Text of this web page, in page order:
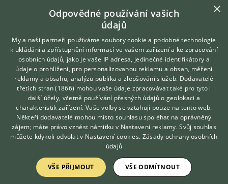
PRODÁM
Alexandr malý lutino - 2 ks kroužek 26
Hledáte zvířecího kamaráda?
Zdarma vám poradí
VETERINÁŘ ONLINE
KONZULTOVAT S
VETERINÁŘEM
×
Odpovědné používání vašich
údajů
My a naši partneři používáme soubory cookie a podobné technologie
k ukládání a zpřístupnění informací ve vašem zařízení a ke zpracování
osobních údajů, jako je vaše IP adresa, jedinečné identifikátory a
údaje o prohlížení, pro personalizovanou reklamu a obsah, měření
reklamy a obsahu, analýzu publika a zlepšování služeb. Dodavatelé
třetích stran (1866) mohou vaše údaje zpracovávat také pro tyto i
další účely, včetně používání přesných údajů o geolokaci a
charakteristik zařízení. Vaše volby se vztahují pouze na tento web.
Někteří dodavatelé mohou místo souhlasu spoléhat na oprávněný
zájem; máte právo vznést námitku v Nastavení reklamy. Svůj souhlas
můžete kdykoli odvolat v Nastavení cookies. Zásady ochrany osobních
údajů
VŠE PŘIJMOUT VŠE ODMÍTNOUT